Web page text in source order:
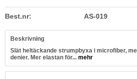
Best.nr: AS-019
Beskrivning
Slät heltäckande strumpbyxa i microfiber,
denier. Mer elastan för... mehr